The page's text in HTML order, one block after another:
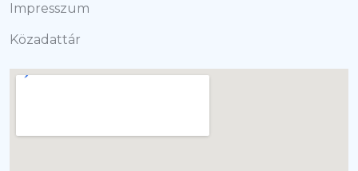
Impresszum
Közadattár